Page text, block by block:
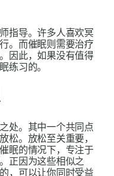
指导。许多人喜欢冥
。而催眠则需要治疗
因此，如果没有值得
练习的。
处。其中一个共同点
松。放松至关重要，
眠的情况下，专注于
正因为这些相似之
，可以让你同时受益